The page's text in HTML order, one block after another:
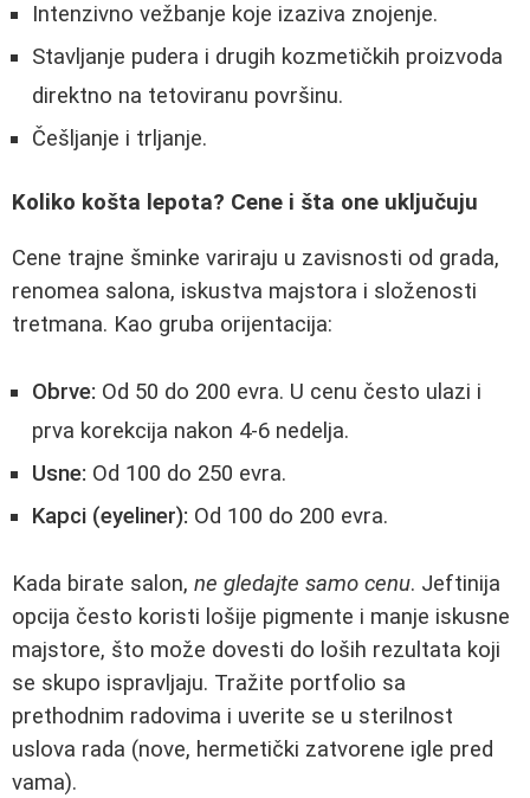
Intenzivno vežbanje koje izaziva znojenje.
Stavljanje pudera i drugih kozmetičkih proizvoda
direktno na tetoviranu površinu.
Češljanje i trljanje.
Koliko košta lepota? Cene i šta one uključuju
Cene trajne šminke variraju u zavisnosti od grada,
renomea salona, iskustva majstora i složenosti
tretmana. Kao gruba orijentacija:
Obrve: Od 50 do 200 evra. U cenu često ulazi i
prva korekcija nakon 4-6 nedelja.
Usne: Od 100 do 250 evra.
Kapci (eyeliner): Od 100 do 200 evra.
Kada birate salon, ne gledajte samo cenu. Jeftinija
opcija često koristi lošije pigmente i manje iskusne
majstore, što može dovesti do loših rezultata koji
se skupo ispravljaju. Tražite portfolio sa
prethodnim radovima i uverite se u sterilnost
uslova rada (nove, hermetički zatvorene igle pred
vama).